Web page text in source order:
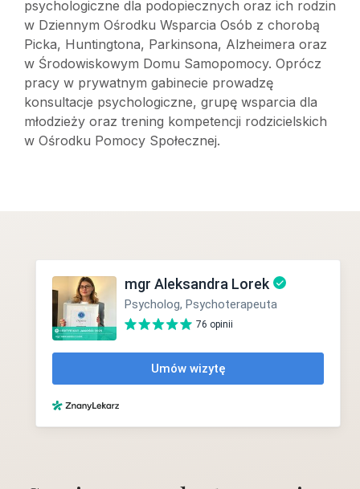
psychologiczne dla podopiecznych oraz ich rodzin
w Dziennym Ośrodku Wsparcia Osób z chorobą
Picka, Huntingtona, Parkinsona, Alzheimera oraz
w Środowiskowym Domu Samopomocy. Oprócz
pracy w prywatnym gabinecie prowadzę
konsultacje psychologiczne, grupę wsparcia dla
młodzieży oraz trening kompetencji rodzicielskich
w Ośrodku Pomocy Społecznej.